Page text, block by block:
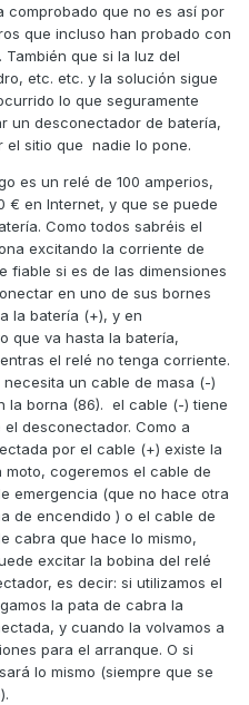
que no es así por
que incluso han probado con
que si la luz del
etc. etc. y la solución sigue
lo que seguramente
un desconectador de batería,
sitio que nadie lo pone.
es un relé de 100 amperios,
€ en Internet, y que se puede
Como todos sabréis el
excitando la corriente de
fiable si es de las dimensiones
en uno de sus bornes
la batería (+), y en
que va hasta la batería,
el relé no tenga corriente.
un cable de masa (-)
la borna (86). el cable (-) tiene
desconectador. Como a
por el cable (+) existe la
cogeremos el cable de
emergencia (que no hace otra
de encendido ) o el cable de
cabra que hace lo mismo,
excitar la bobina del relé
es decir: si utilizamos el
la pata de cabra la
y cuando la volvamos a
para el arranque. O si
lo mismo (siempre que se